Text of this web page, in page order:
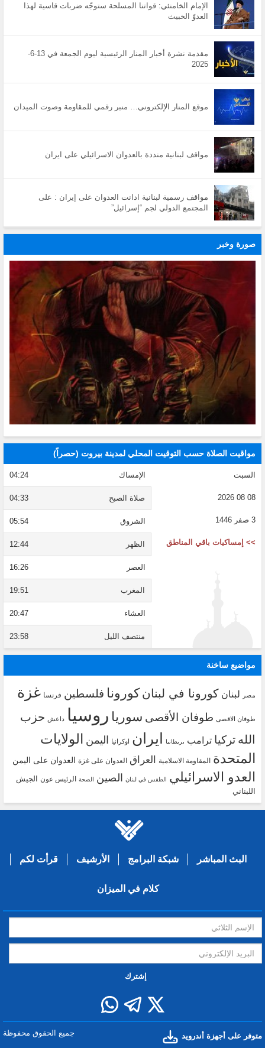
الإمام الخامنئي: قواتنا المسلحة ستوجّه ضربات قاسية لهذا
العدوّ الخبيث
مقدمة نشرة أخبار المنار الرئيسية ليوم الجمعة في 13-6-
2025
موقع المنار الإلكتروني… منبر رقمي للمقاومة وصوت الميدان
مواقف لبنانية منددة بالعدوان الاسرائيلي على ايران
مواقف رسمية لبنانية ادانت العدوان على إيران : على
المجتمع الدولي لجم “إسرائيل”
صورة وخبر
مواقيت الصلاة حسب التوقيت المحلي لمدينة بيروت (حصراً)
السبت
08 08 2026
3 صفر 1446
>> إمساكيات باقي المناطق
الإمساك 04:24
صلاة الصبح 04:33
الشروق 05:54
الظهر 12:44
العصر 16:26
المغرب 19:51
العشاء 20:47
منتصف الليل 23:58
مواضيع ساخنة
مصر لبنان كورونا في لبنانكورونا فلسطين فرنسا غزة
طوفان الاقصى طوفان الأقصى سوريا روسيا داعش حزب
الله تركيا ترامب بريطانيا ايران اوكرانيا اليمن الولايات
المتحدة
المقاومة الاسلامية العراق العدوان على غزة العدوان على اليمن
العدو الاسرائيلي الطقس في لبنان الصين الصحة الرئيس عون
الجيش
اللبناني
البث المباشر شبكة البرامج الأرشيف قرأت لكم
كلام في الميزان
إشترك
متوفر على أجهزة أندرويد جميع الحقوق محفوظة